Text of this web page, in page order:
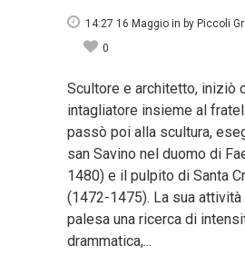
14:27 16 Maggio in by Piccoli
0
Scultore e architetto, iniziò
intagliatore insieme al
passò poi alla scultura,
san Savino nel duomo di
1480) e il pulpito di Santa
(1472-1475). La sua
palesa una ricerca di
drammatica,...